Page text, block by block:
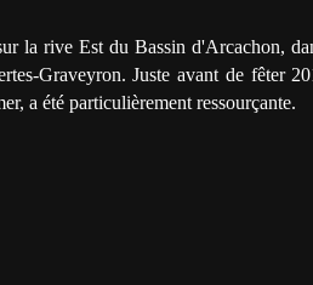
la rive Est du Bassin d'Arcachon,
Graveyron. Juste avant de fêter
a été particulièrement ressourçante.